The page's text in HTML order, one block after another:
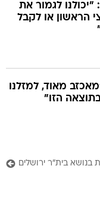
"יכולנו לגמור את
הראשון או לקבל
מאוד, למזלנו
הזו"
בנושא בית"ר ירושלים